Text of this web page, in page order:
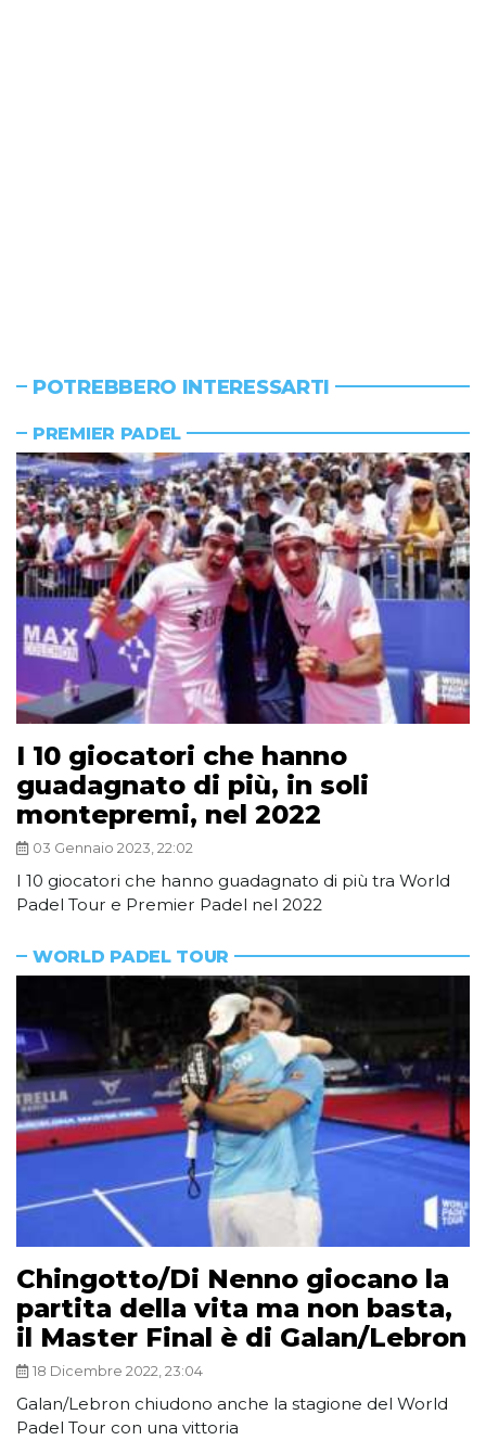
POTREBBERO INTERESSARTI
PREMIER PADEL
I 10 giocatori che hanno
guadagnato di più, in soli
montepremi, nel 2022
03 Gennaio 2023, 22:02
I 10 giocatori che hanno guadagnato di più tra World
Padel Tour e Premier Padel nel 2022
WORLD PADEL TOUR
Chingotto/Di Nenno giocano la
partita della vita ma non basta,
il Master Final è di Galan/Lebron
18 Dicembre 2022, 23:04
Galan/Lebron chiudono anche la stagione del World
Padel Tour con una vittoria